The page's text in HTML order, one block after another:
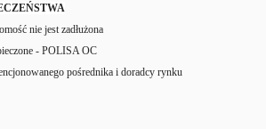
nie jest zadłużona
- POLISA OC
pośrednika i doradcy rynku